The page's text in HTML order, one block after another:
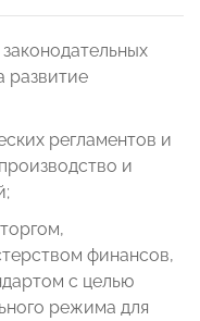
развитие
регламентов и
и
финансов,
с целью
режима для